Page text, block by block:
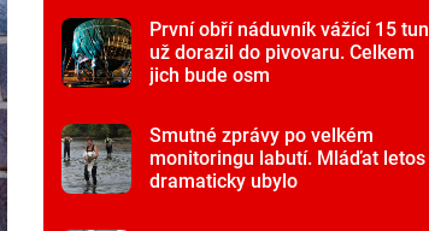
První obří náduvník vážící 15 tun
už dorazil do pivovaru. Celkem
jich bude osm
Smutné zprávy po velkém
monitoringu labutí. Mláďat letos
dramaticky ubylo